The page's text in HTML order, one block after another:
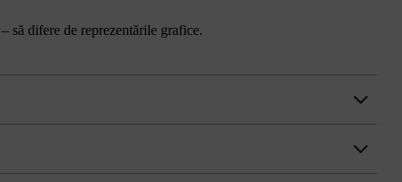
să difere de reprezentările grafice.